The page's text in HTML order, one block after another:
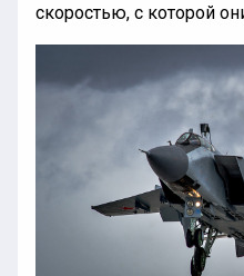
скоростью, с которой